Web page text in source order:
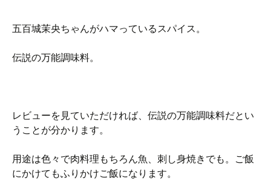
五百城茉央ちゃんがハマっているスパイス。
伝説の万能調味料。
レビューを見ていただければ、伝説の万能調味料だとい
うことが分かります。
用途は色々で肉料理もちろん魚、刺し身焼きでも。ご飯
にかけてもふりかけご飯になります。